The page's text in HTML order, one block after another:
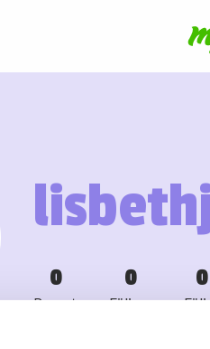
0
Recept
0
Följare
0